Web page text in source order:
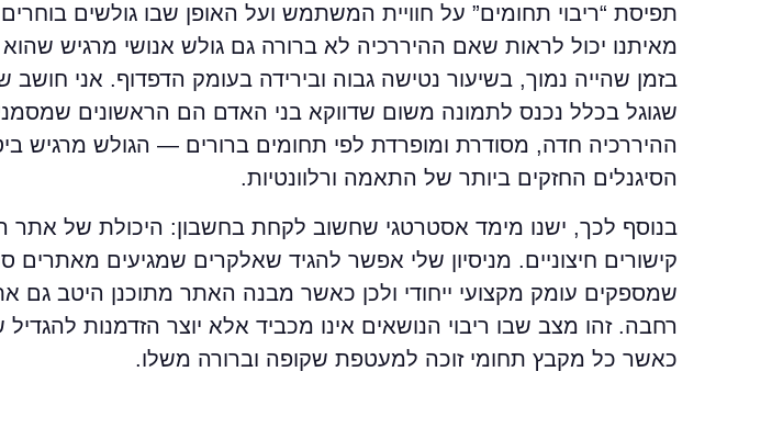
תפיסת “ריבוי תחומים” על חוויית המשתמש ועל האופן שבו גולשים
מאיתנו יכול לראות שאם ההיררכיה לא ברורה גם גולש אנושי מרגיש שהוא
בזמן שהייה נמוך, בשיעור נטישה גבוה ובירידה בעומק הדפדוף. אני
שגוגל בכלל נכנס לתמונה משום שדווקא בני האדם הם הראשונים
ההיררכיה חדה, מסודרת ומופרדת לפי תחומים ברורים — הגולש מרגיש
הסיגנלים החזקים ביותר של התאמה ורלוונטיות.
בנוסף לכך, ישנו מימד אסטרטגי שחשוב לקחת בחשבון: היכולת של אתר
קישורים חיצוניים. מניסיון שלי אפשר להגיד שאלקרים שמגיעים מאתרים
שמספקים עומק מקצועי ייחודי ולכן כאשר מבנה האתר מתוכנן היטב גם
כאשר כל מקבץ תחומי זוכה למעטפת שקופה וברורה משלו.